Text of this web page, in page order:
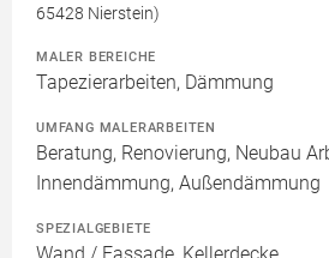
65428 Nierstein)
MALER BEREICHE
Tapezierarbeiten, Dämmung
UMFANG MALERARBEITEN
Beratung, Renovierung, Neubau
Innendämmung, Außendämmung
SPEZIALGEBIETE